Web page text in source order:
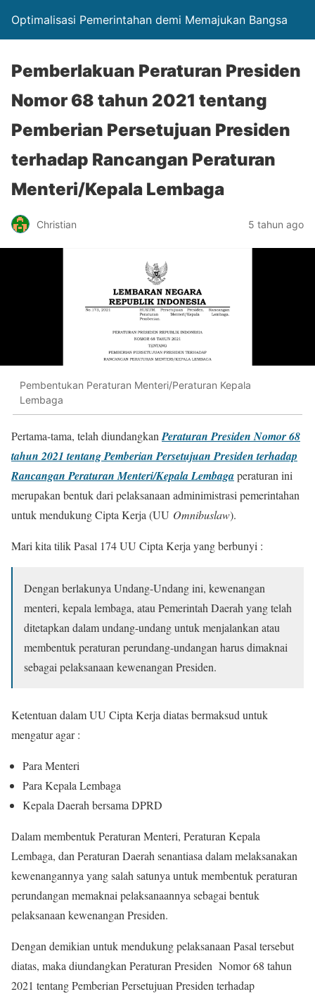
Optimalisasi Pemerintahan demi Memajukan Bangsa
Pemberlakuan Peraturan Presiden
Nomor 68 tahun 2021 tentang
Pemberian Persetujuan Presiden
terhadap Rancangan Peraturan
Menteri/Kepala Lembaga
Christian 5 tahun ago
Pembentukan Peraturan Menteri/Peraturan Kepala
Lembaga
Pertama-tama, telah diundangkanPeraturan Presiden Nomor 68
tahun 2021 tentang Pemberian Persetujuan Presiden terhadap
Rancangan Peraturan Menteri/KepalaLembagaperaturan ini
merupakan bentuk dari pelaksanaan adminimistrasi pemerintahan
untuk mendukung Cipta Kerja (UU Omnibuslaw).
Mari kita tilik Pasal 174 UU Cipta Kerja yang berbunyi :
Dengan berlakunya Undang-Undang ini, kewenangan
menteri, kepala lembaga, atau Pemerintah Daerah yang telah
ditetapkan dalam undang-undang untuk menjalankan atau
membentuk peraturan perundang-undangan harus dimaknai
sebagai pelaksanaan kewenangan Presiden.
Ketentuan dalam UU Cipta Kerja diatas bermaksud untuk
mengatur agar :
Para Menteri
Para Kepala Lembaga
Kepala Daerah bersama DPRD
Dalam membentuk Peraturan Menteri, Peraturan Kepala
Lembaga, dan Peraturan Daerah senantiasa dalam melaksanakan
kewenangannya yang salah satunya untuk membentuk peraturan
perundangan memaknai pelaksanaannya sebagai bentuk
pelaksanaan kewenangan Presiden.
Dengan demikian untuk mendukung pelaksanaan Pasal tersebut
diatas, maka diundangkan Peraturan Presiden Nomor 68 tahun
2021 tentang Pemberian Persetujuan Presiden terhadap